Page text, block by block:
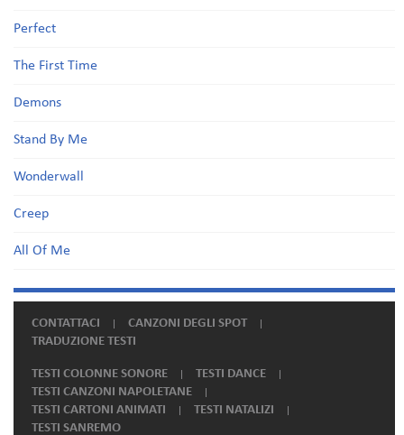
Perfect
The First Time
Demons
Stand By Me
Wonderwall
Creep
All Of Me
CONTATTACI
CANZONI DEGLI SPOT
TRADUZIONE TESTI
TESTI COLONNE SONORE
TESTI DANCE
TESTI CANZONI NAPOLETANE
TESTI CARTONI ANIMATI
TESTI NATALIZI
TESTI SANREMO